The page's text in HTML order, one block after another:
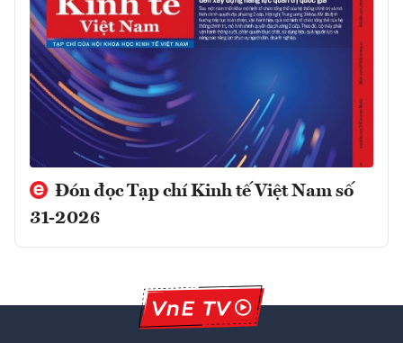
Đón đọc Tạp chí Kinh tế Việt Nam số
31-2026